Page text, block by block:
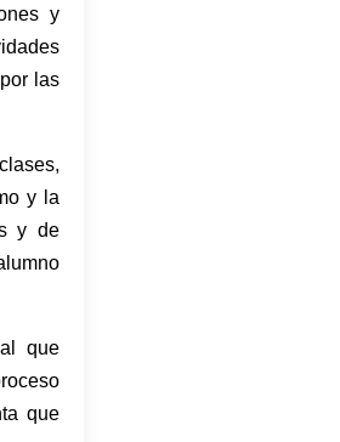
y
las
y la
y de
que
que